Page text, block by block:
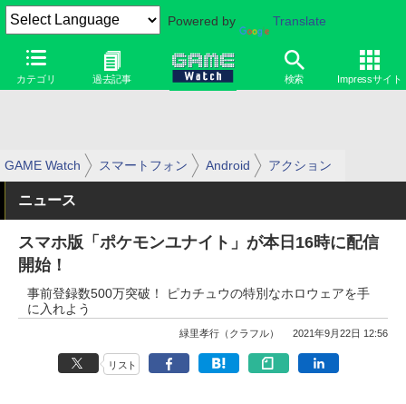
Powered by Translate
カテゴリ 過去記事 検索 Impressサイト
GAME Watch スマートフォン Android アクション
ニュース
スマホ版「ポケモンユナイト」が本日16時に配信
開始！
事前登録数500万突破！ ピカチュウの特別なホロウェアを手
に入れよう
緑里孝行（クラフル） 2021年9月22日 12:56
リスト